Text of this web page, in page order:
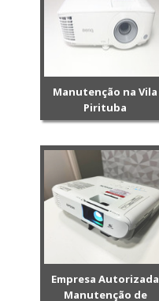
Manutenção na Vila
Pirituba
Empresa Autorizada
Manutenção de